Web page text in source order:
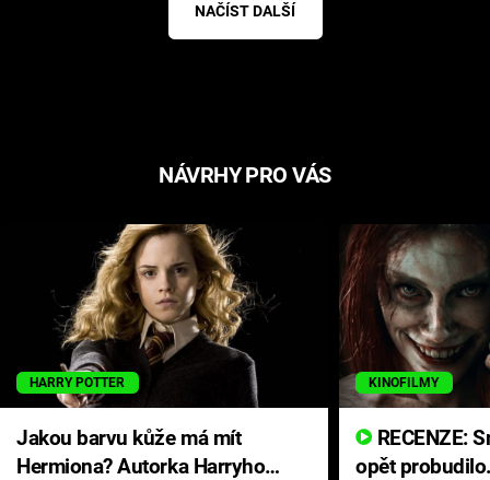
NAČÍST DALŠÍ
NÁVRHY PRO VÁS
HARRY POTTER
Jakou barvu kůže má mít
Hermiona? Autorka Harryho
KINOFILMY
opět